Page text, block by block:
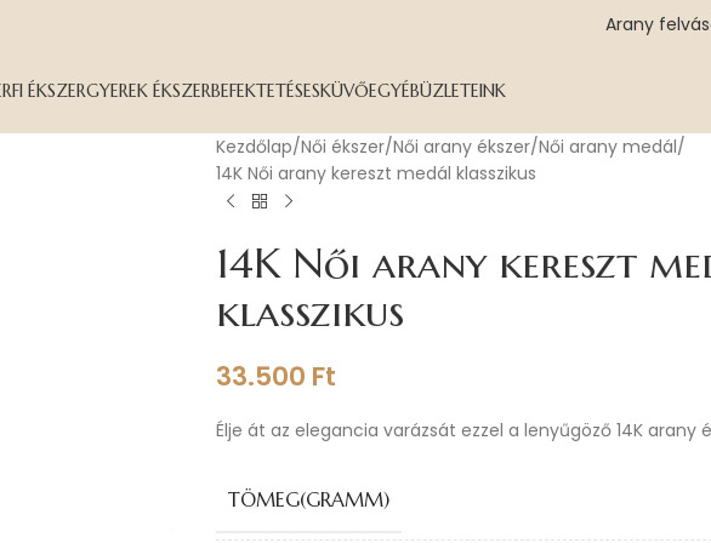
Arany
ÉKSZERGYEREK ÉKSZERBEFEKTETÉSESKÜVŐEGYÉBÜZLETEINK
Kezdőlap Női ékszer Női arany ékszer Női arany medál
14K Női arany kereszt medál klasszikus
14K Női arany kereszt
klasszikus
33.500 Ft
Élje át az elegancia varázsát ezzel a lenyűgöző 14K arany
TÖMEG(GRAMM)